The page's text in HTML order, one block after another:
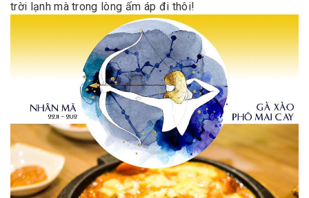
trời lạnh mà trong lòng ấm áp đi thôi!